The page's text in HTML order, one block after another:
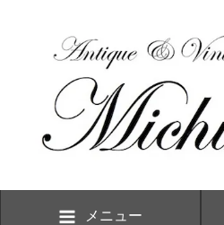
メニュー